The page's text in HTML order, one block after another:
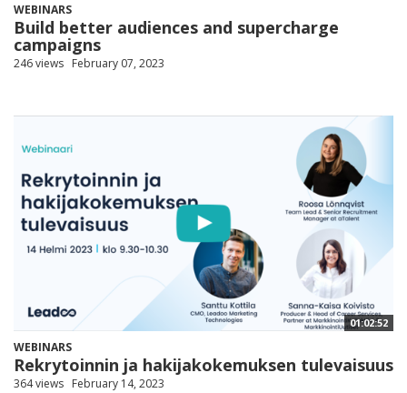
WEBINARS
Build better audiences and supercharge
campaigns
246 views February 07, 2023
01:02:52
WEBINARS
Rekrytoinnin ja hakijakokemuksen tulevaisuus
364 views February 14, 2023